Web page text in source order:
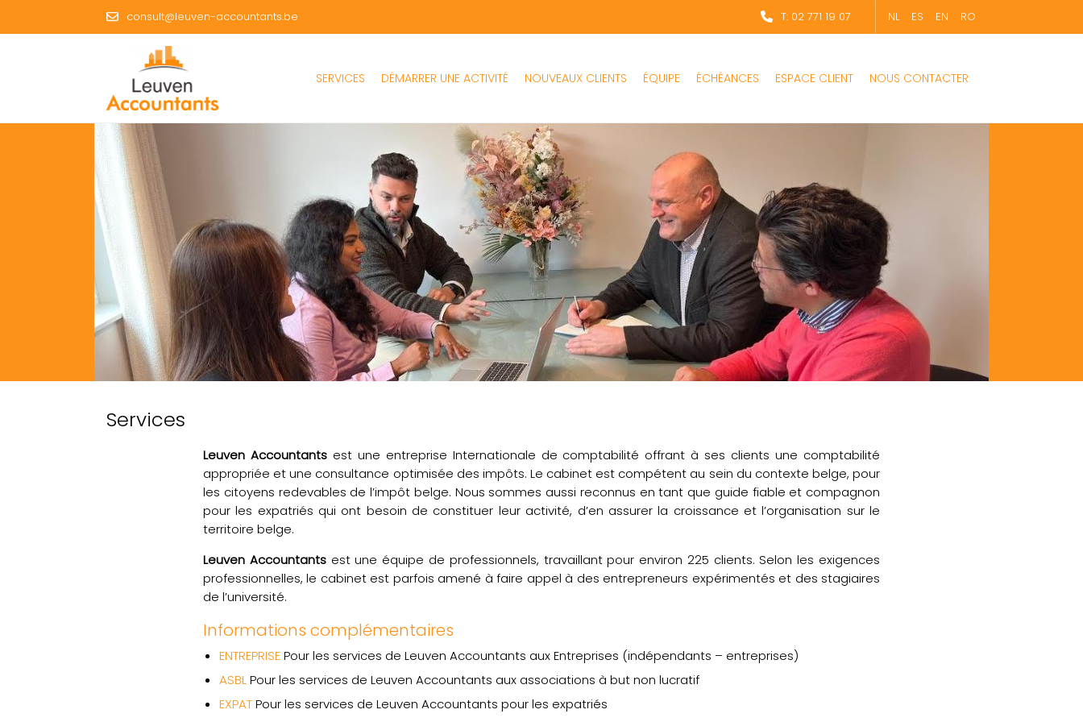
consult@leuven-accountants.be T: 02 771 19 07 NL ES EN RO
SERVICES DÉMARRER UNE ACTIVITÉ NOUVEAUX CLIENTS ÉQUIPE ÉCHÉANCES ESPACE CLIENT NOUS CONTACTER
Services
Leuven Accountantsest une entreprise Internationale de comptabilité offrant à ses clients une comptabilité
appropriée et une consultance optimisée des impôts. Le cabinet est compétent au sein du contexte belge, pour
les citoyens redevables de l’impôt belge. Nous sommes aussi reconnus en tant que guide fiable et compagnon
pour les expatriés qui ont besoin de constituer leur activité, d’en assurer la croissance et l’organisation sur le
territoire belge.
Leuven Accountantsest une équipe de professionnels, travaillant pour environ 225 clients. Selon les exigences
professionnelles, le cabinet est parfois amené à faire appel à des entrepreneurs expérimentés et des stagiaires
de l’université.
Informations complémentaires
ENTREPRISEPour les services de Leuven Accountants aux Entreprises (indépendants – entreprises)
ASBLPour les services de Leuven Accountants aux associations à but non lucratif
EXPATPour les services de Leuven Accountants pour les expatriés